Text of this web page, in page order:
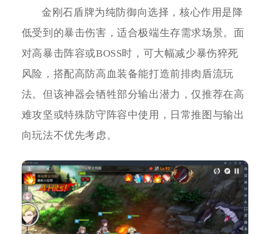
金刚石盾牌为纯防御向选择，核心作用是降
低受到的暴击伤害，适合极端生存需求场景。面
对高暴击阵容或BOSS时，可大幅减少暴伤猝死
风险，搭配高防高血装备能打造前排肉盾流玩
法。但该神器会牺牲部分输出潜力，仅推荐在高
难攻坚或特殊防守阵容中使用，日常推图与输出
向玩法不优先考虑。